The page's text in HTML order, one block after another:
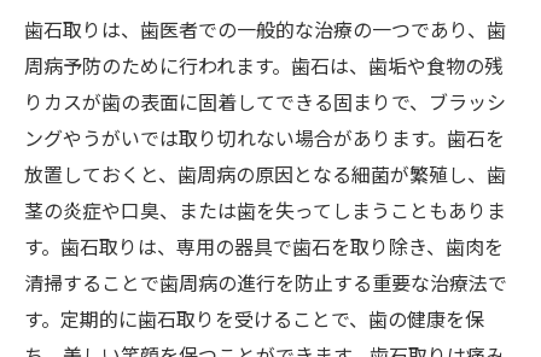
歯石取りは、歯医者での一般的な治療の一つであり、歯
周病予防のために行われます。歯石は、歯垢や食物の残
りカスが歯の表面に固着してできる固まりで、ブラッシ
ングやうがいでは取り切れない場合があります。歯石を
放置しておくと、歯周病の原因となる細菌が繁殖し、歯
茎の炎症や口臭、または歯を失ってしまうこともありま
す。歯石取りは、専用の器具で歯石を取り除き、歯肉を
清掃することで歯周病の進行を防止する重要な治療法で
す。定期的に歯石取りを受けることで、歯の健康を保